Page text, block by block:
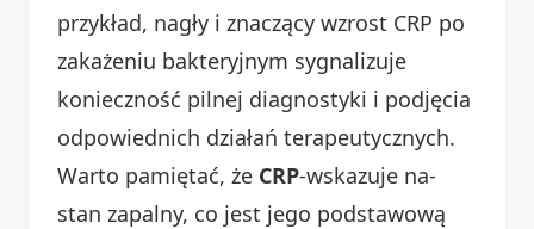
przykład, nagły i znaczący wzrost CRP po
zakażeniu bakteryjnym sygnalizuje
konieczność pilnej diagnostyki i podjęcia
odpowiednich działań terapeutycznych.
Warto pamiętać, że CRP-wskazuje na-
stan zapalny, co jest jego podstawową